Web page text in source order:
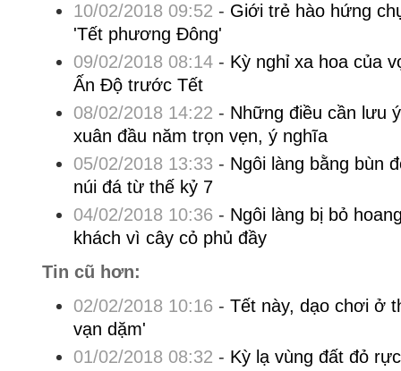
10/02/2018 09:52 - Giới trẻ hào hứng
'Tết phương Đông'
09/02/2018 08:14- Kỳ nghỉ xa hoa của
Ấn Độ trước Tết
08/02/2018 14:22 - Những điều cần lưu
xuân đầu năm trọn vẹn, ý nghĩa
05/02/2018 13:33 - Ngôi làng bằng bùn
núi đá từ thế kỷ 7
04/02/2018 10:36 - Ngôi làng bị bỏ
khách vì cây cỏ phủ đầy
Tin cũ hơn:
02/02/2018 10:16 - Tết này, dạo chơi ở
vạn dặm'
01/02/2018 08:32 - Kỳ lạ vùng đất đỏ